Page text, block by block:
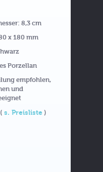
8,3 cm
x 180 mm
Porzellan
empfohlen,
und
s. Preisliste )